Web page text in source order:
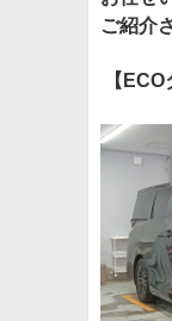
ご紹介
【